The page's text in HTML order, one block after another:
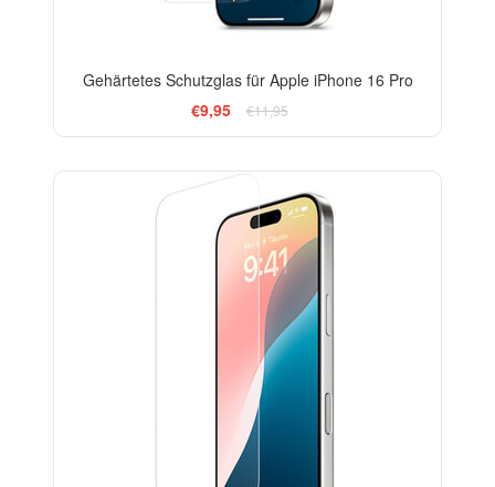
Gehärtetes Schutzglas für Apple iPhone 16 Pro
€9,95
€11,95